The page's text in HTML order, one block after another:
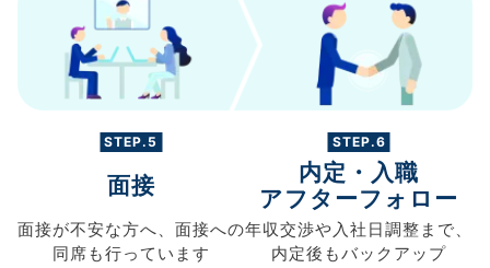
STEP.5
面接
面接が不安な方へ、 面接への
同席も行っています
STEP.6
内定・入職
アフターフォロー
年収交渉や入社日調整まで、
内定後もバックアップ